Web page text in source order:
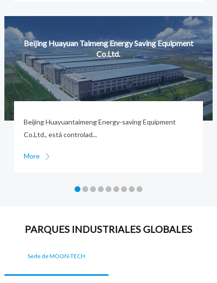
Beijing Huayuan Taimeng Energy Saving Equipment
Co.Ltd.
Beijing Huayuantaimeng Energy-saving Equipment
Co.Ltd., está controlad...
More 
PARQUES INDUSTRIALES GLOBALES
Sede de MOON-TECH